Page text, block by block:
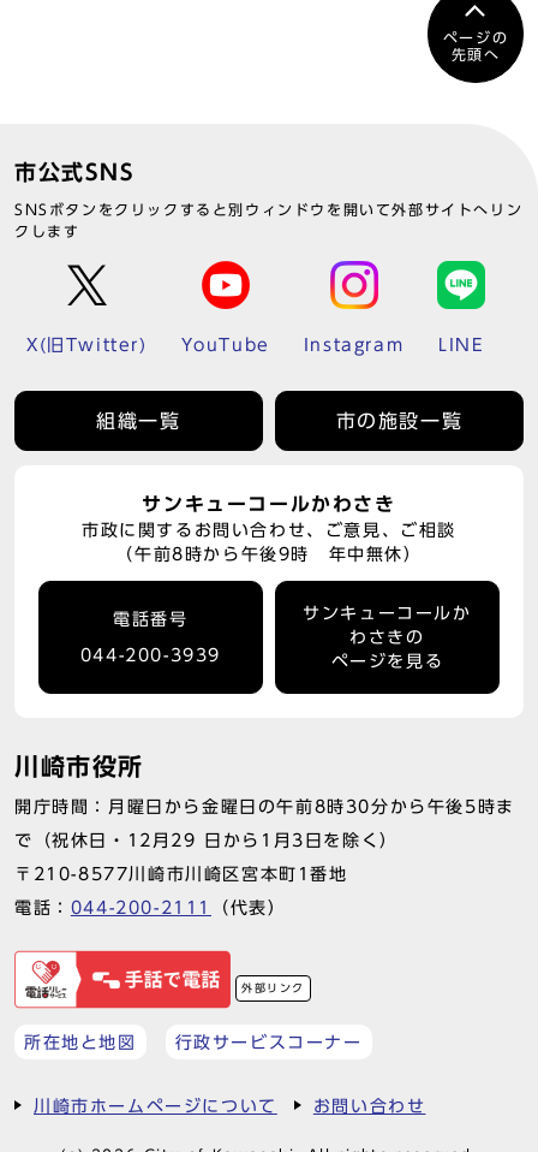
ページの
先頭へ
市公式SNS
SNSボタンをクリックすると別ウィンドウを開いて外部サイトへリン
クします
X(旧Twitter) YouTube Instagram LINE
組織一覧 市の施設一覧
サンキューコールかわさき
市政に関するお問い合わせ、ご意見、ご相談
（午前8時から午後9時 年中無休）
電話番号
044-200-3939
サンキューコールか
わさきの
ページを見る
川崎市役所
開庁時間：月曜日から金曜日の午前8時30分から午後5時ま
で（祝休日・12月29 日から1月3日を除く）
〒210-8577川崎市川崎区宮本町1番地
電話： 044-200-2111 （代表）
外部リンク
所在地と地図 行政サービスコーナー
川崎市ホームページについて お問い合わせ